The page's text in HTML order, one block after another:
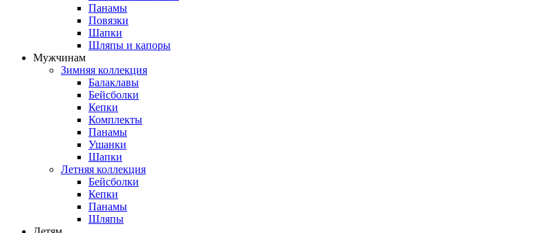
Панамы
Повязки
Шапки
Шляпы и капоры
Мужчинам
Зимняя коллекция
Балаклавы
Бейсболки
Кепки
Комплекты
Панамы
Ушанки
Шапки
Летняя коллекция
Бейсболки
Кепки
Панамы
Шляпы